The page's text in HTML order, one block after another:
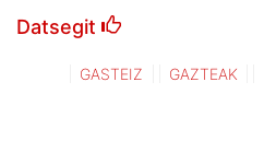
Datsegit
GASTEIZ GAZTEAK